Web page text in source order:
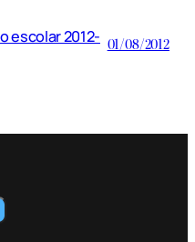
escolar 2012- 01/08/2012